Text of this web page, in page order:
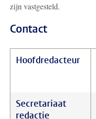
zijn vastgesteld.
Contact
Hoofdredacteur
Secretariaat
redactie